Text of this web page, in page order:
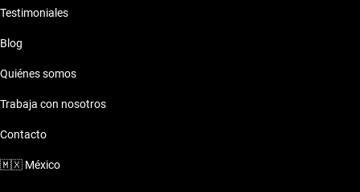
Testimoniales
Blog
Quiénes somos
Trabaja con nosotros
Contacto
🇲🇽 México